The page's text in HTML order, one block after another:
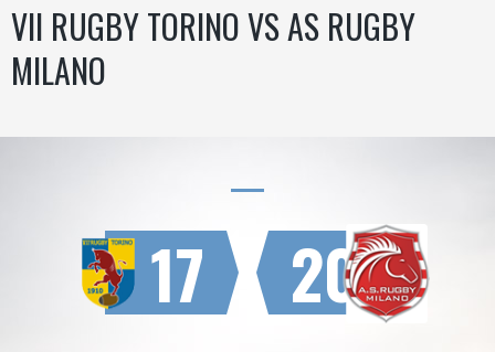
VII RUGBY TORINO VS AS RUGBY
MILANO
17 20